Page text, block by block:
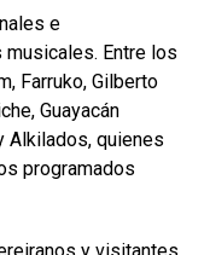
e
Entre los
Farruko, Gilberto
Guayacán
Alkilados, quienes
programados
y visitantes